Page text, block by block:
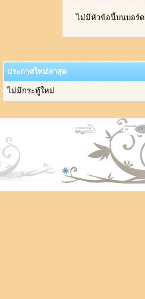
ไม่มีหัวข้อนี้บนบอร์ด
ประกาศใหม่ล่าสุด
ไม่มีกระทู้ใหม่